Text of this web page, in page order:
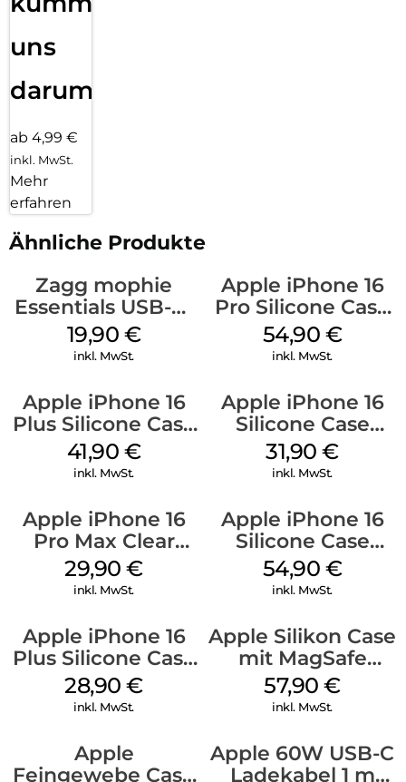
uns
darum!
ab 4,99 €
inkl. MwSt.
Mehr
erfahren
Ähnliche Produkte
Zagg mophie
Essentials USB-C-
20W Charger PD
Weiß
19,90 €
inkl. MwSt.
Apple iPhone 16
Pro Silicone Case
MagSafe Black
54,90 €
inkl. MwSt.
Apple iPhone 16
Plus Silicone Case
MagSafe Stone
Gray
41,90 €
inkl. MwSt.
Apple iPhone 16
Silicone Case
MagSafe Fuchsia
31,90€
inkl. MwSt.
Apple iPhone 16
Pro Max Clear
Case MagSafe
Transparent
29,90€
inkl. MwSt.
Apple iPhone 16
Silicone Case
MagSafe Lake
Green
54,90 €
inkl. MwSt.
Apple iPhone 16
Plus Silicone Case
MagSafe Black
28,90€
inkl. MwSt.
Apple Silikon Case
mit MagSafe
iPhone 14 Pro
(PRODUCT)RED
57,90€
inkl. MwSt.
Apple
Feingewebe Case
Apple 60W USB-C
Ladekabel 1 m